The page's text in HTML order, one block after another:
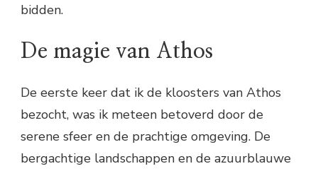
bidden.
De magie van Athos
De eerste keer dat ik de kloosters van Athos
bezocht, was ik meteen betoverd door de
serene sfeer en de prachtige omgeving. De
bergachtige landschappen en de azuurblauwe